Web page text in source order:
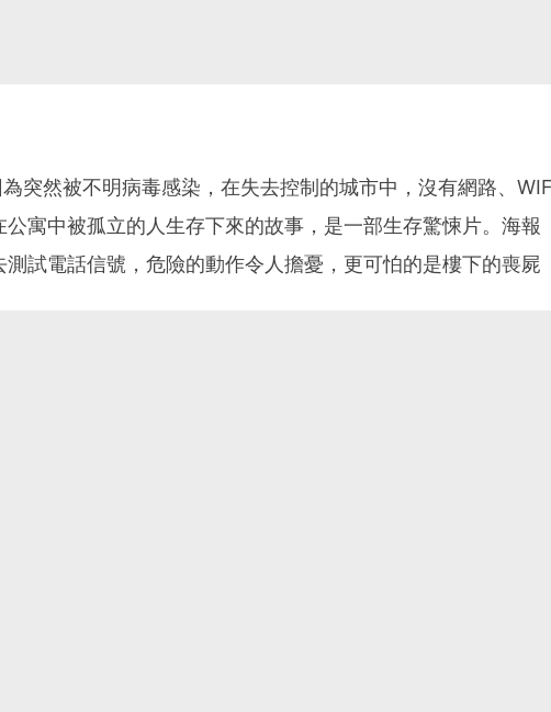
為突然被不明病毒感染，在失去控制的城市中，沒有網路、
寓中被孤立的人生存下來的故事，是一部生存驚悚片。海報
試電話信號，危險的動作令人擔憂，更可怕的是樓下的喪屍